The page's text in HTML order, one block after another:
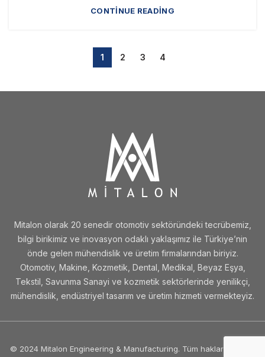
CONTINUE READING
1 2 3 4
Mitalon olarak 20 senedir otomotiv sektöründeki tecrübemiz,
bilgi birikimiz ve inovasyon odaklı yaklaşımız ile Türkiye’nin
önde gelen mühendislik ve üretim firmalarından biriyiz.
Otomotiv, Makine, Kozmetik, Dental, Medikal, Beyaz Eşya,
Tekstil, Savunma Sanayi ve kozmetik sektörlerinde yenilikçi,
mühendislik, endüstriyel tasarım ve üretim hizmeti vermekteyiz.
© 2024 Mitalon Engineering & Manufacturing. Tüm hakları saklıdır.